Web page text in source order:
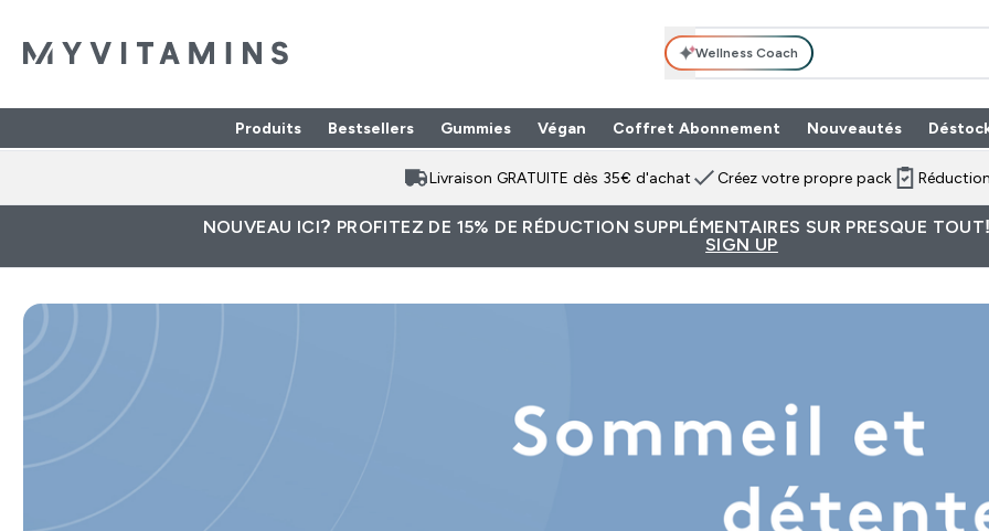
Wellness Coach
Produits Enter Produits submenu
Bestsellers Gummies Végan Coffret Abonnement Nouveautés
Livraison GRATUITE dès 35€ d'achat Créez votre propre pack
NOUVEAU ICI? PROFITEZ DE 15% DE RÉDUCTION SUPPLÉMENTAIRES SUR PRESQUE
SIGN UP